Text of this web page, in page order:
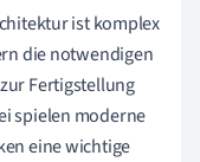
ist komplex
die notwendigen
Fertigstellung
spielen moderne
eine wichtige